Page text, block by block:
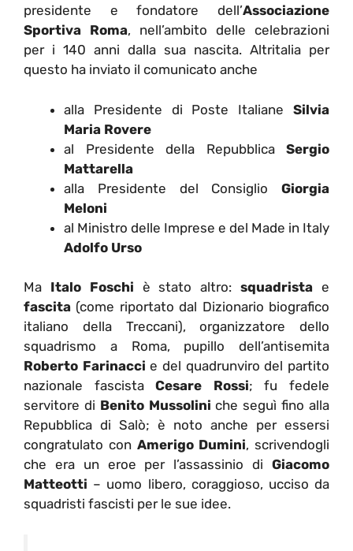
presidente e fondatore dell’Associazione
Sportiva Roma, nell’ambito delle celebrazioni
per i 140 anni dalla sua nascita. Altritalia per
questo ha inviato il comunicato anche
alla Presidente di Poste Italiane Silvia
Maria Rovere
al Presidente della Repubblica Sergio
Mattarella
alla Presidente del Consiglio Giorgia
Meloni
al Ministro delle Imprese e del Made in Italy
Adolfo Urso
Ma Italo Foschi è stato altro:squadrista e
fascita (come riportato dal Dizionario biografico
italiano della Treccani), organizzatore dello
squadrismo a Roma, pupillo dell’antisemita
Roberto Farinacci e del quadrunviro del partito
nazionale fascistaCesare Rossi; fu fedele
servitore di Benito Mussolini che seguì fino alla
Repubblica di Salò; è noto anche per essersi
congratulato con Amerigo Dumini, scrivendogli
che era un eroe per l’assassinio di Giacomo
Matteotti – uomo libero, coraggioso, ucciso da
squadristi fascisti per le sue idee.